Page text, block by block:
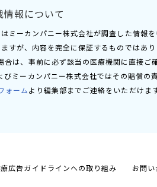
情報について
ミーカンパニー株式会社が調査した情報を
すが、内容を完全に保証するものではあり
は、事前に必ず該当の医療機関に直接ご
ミーカンパニー株式会社ではその賠償の
ォームより編集部までご連絡をいただけま
広告ガイドラインへの取り組み お問